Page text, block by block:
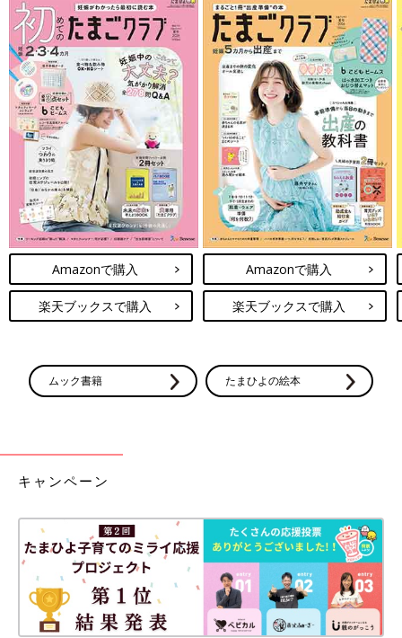
Amazonで購入
楽天ブックスで購入
Amazonで購入
楽天ブックスで購入
ムック書籍 たまひよの絵本
キャンペーン